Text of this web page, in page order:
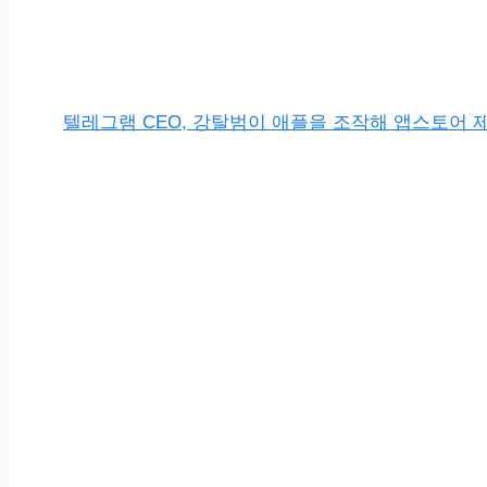
텔레그램 CEO, 강탈범이 애플을 조작해 앱스토어